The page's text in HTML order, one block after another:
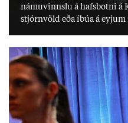
námu­vinnslu á hafs­botni á
stjórn­völd eða íbúa á